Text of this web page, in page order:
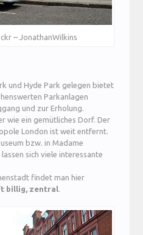
– JonathanWilkins
und Hyde Park gelegen bietet
Parkanlagen
und zur Erholung.
wie ein gemütliches Dorf. Der
London ist weit entfernt.
bzw. in Madame
sich viele interessante
findet man hier
billig, zentral